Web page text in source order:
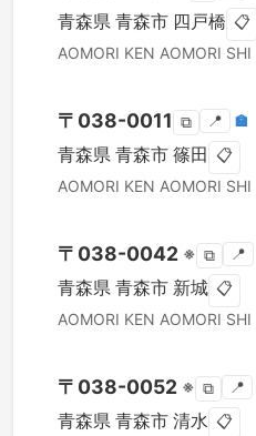
青森県 青森市 四戸橋 📋
AOMORI KEN AOMORI SHI
〒 038-0011 ⧉ 📍 🏣
青森県 青森市 篠田 📋
AOMORI KEN AOMORI SHI
〒 038-0042 ※ ⧉ 📍
青森県 青森市 新城 📋
AOMORI KEN AOMORI SHI
〒 038-0052 ※ ⧉ 📍
青森県 青森市 清水 📋